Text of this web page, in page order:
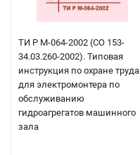
ТИ Р М-064-2002 (СО 153-
34.03.260-2002). Типовая
инструкция по охране труда
для электромонтера по
обслуживанию
гидроагрегатов машинного
зала